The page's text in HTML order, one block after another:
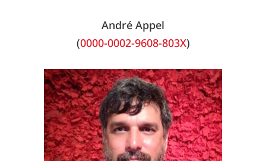
André Appel
(0000-0002-9608-803X)